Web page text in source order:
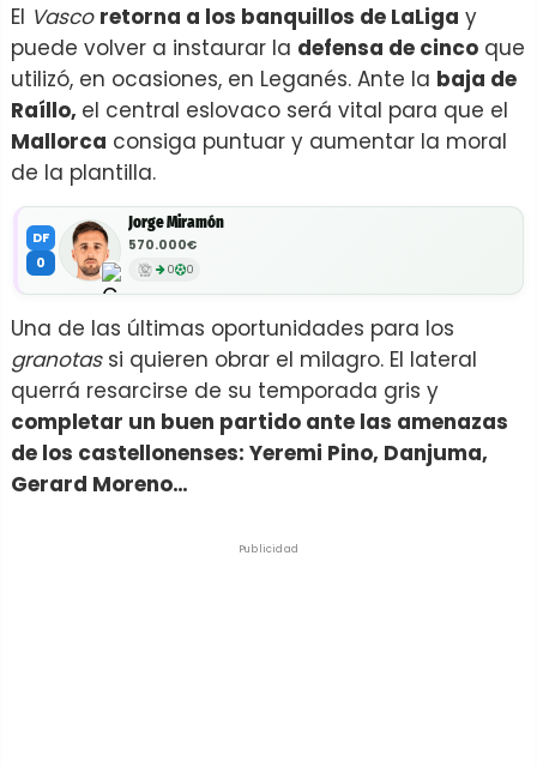
El Vasco retorna a los banquillos de LaLiga y
puede volver a instaurar la defensa de cinco que
utilizó, en ocasiones, en Leganés. Ante la baja de
Raíllo, el central eslovaco será vital para que el
Mallorca consiga puntuar y aumentar la moral
de la plantilla.
DF
0
Jorge Miramón
570.000€
0 0
Una de las últimas oportunidades para los
granotassi quieren obrar el milagro. El lateral
querrá resarcirse de su temporada gris y
completar un buen partido ante las amenazas
de los castellonenses: Yeremi Pino, Danjuma,
Gerard Moreno…
Publicidad